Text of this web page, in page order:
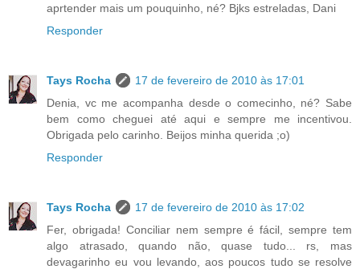
aprtender mais um pouquinho, né? Bjks estreladas, Dani
Responder
Tays Rocha
17 de fevereiro de 2010 às 17:01
Denia, vc me acompanha desde o comecinho, né? Sabe
bem como cheguei até aqui e sempre me incentivou.
Obrigada pelo carinho. Beijos minha querida ;o)
Responder
Tays Rocha
17 de fevereiro de 2010 às 17:02
Fer, obrigada! Conciliar nem sempre é fácil, sempre tem
algo atrasado, quando não, quase tudo... rs, mas
devagarinho eu vou levando, aos poucos tudo se resolve